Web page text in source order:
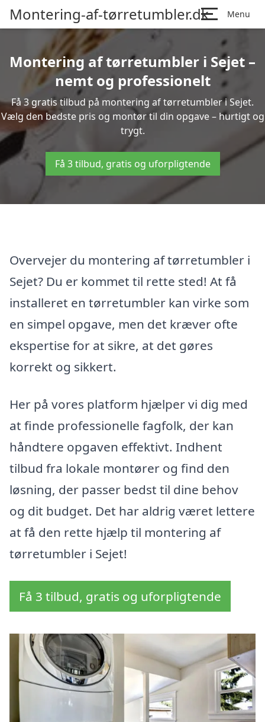
Montering-af-tørretumbler.dk Menu
Montering af tørretumbler i Sejet –
nemt og professionelt
Få 3 gratis tilbud på montering af tørretumbler i Sejet.
Vælg den bedste pris og montør til din opgave – hurtigt og
trygt.
Få 3 tilbud, gratis og uforpligtende
Overvejer du montering af tørretumbler i
Sejet? Du er kommet til rette sted! At få
installeret en tørretumbler kan virke som
en simpel opgave, men det kræver ofte
ekspertise for at sikre, at det gøres
korrekt og sikkert.
Her på vores platform hjælper vi dig med
at finde professionelle fagfolk, der kan
håndtere opgaven effektivt. Indhent
tilbud fra lokale montører og find den
løsning, der passer bedst til dine behov
og dit budget. Det har aldrig været lettere
at få den rette hjælp til montering af
tørretumbler i Sejet!
Få 3 tilbud, gratis og uforpligtende